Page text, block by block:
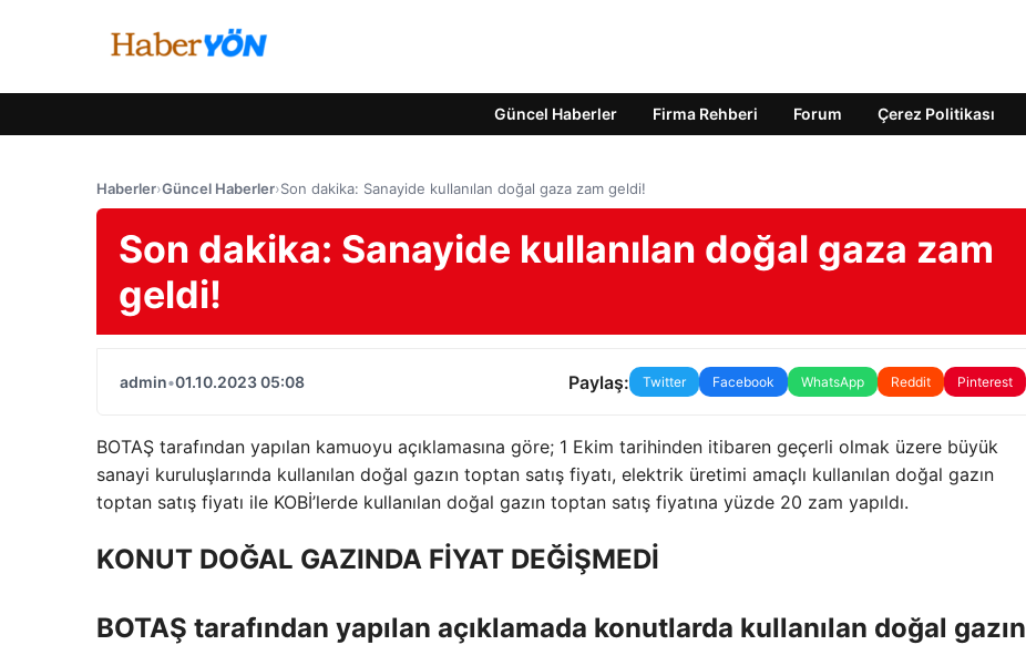
Güncel Haberler Firma Rehberi Forum Çerez Politikası
Haberler›Güncel Haberler›Son dakika: Sanayide kullanılan doğal gaza zam geldi!
Son dakika: Sanayide kullanılan doğal gaza zam
geldi!
admin•01.10.2023 05:08 Paylaş: Twitter Facebook WhatsApp Reddit Pinterest
BOTAŞ tarafından yapılan kamuoyu açıklamasına göre; 1 Ekim tarihinden itibaren geçerli olmak üzere büyük
sanayi kuruluşlarında kullanılan doğal gazın toptan satış fiyatı, elektrik üretimi amaçlı kullanılan doğal gazın
toptan satış fiyatı ile KOBİ’lerde kullanılan doğal gazın toptan satış fiyatına yüzde 20 zam yapıldı.
KONUT DOĞAL GAZINDA FİYAT DEĞİŞMEDİ
BOTAŞ tarafından yapılan açıklamada konutlarda kullanılan doğal gazın